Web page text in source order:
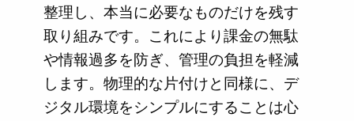
整理し、本当に必要なものだけを残す
取り組みです。これにより課金の無駄
や情報過多を防ぎ、管理の負担を軽減
します。物理的な片付けと同様に、デ
ジタル環境をシンプルにすることは心